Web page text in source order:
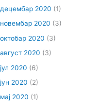
децембар 2020 (1)
новембар 2020 (3)
октобар 2020 (3)
август 2020 (3)
јул 2020 (6)
јун 2020 (2)
мај 2020 (1)